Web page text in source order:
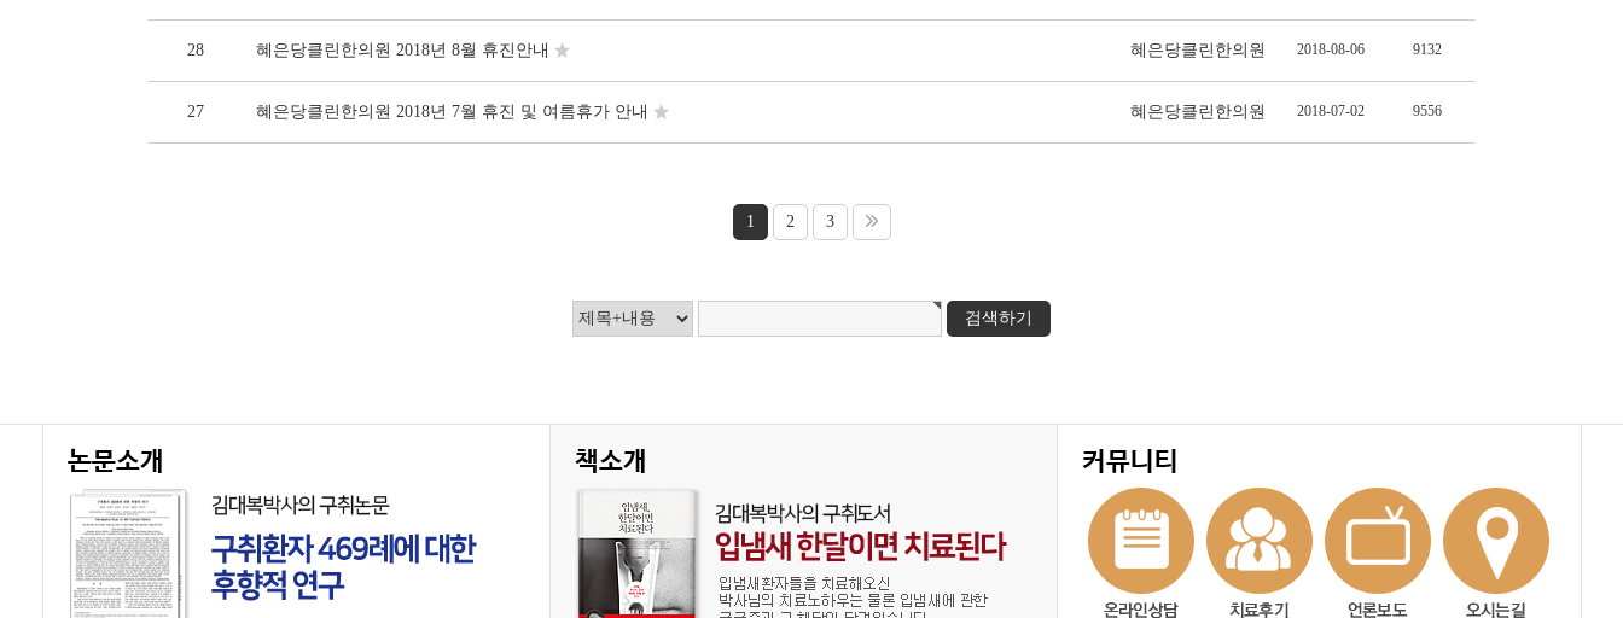
28 혜은당클린한의원 2018년 8월 휴진안내 혜은당클린한의원 2018-08-06 9132
27 혜은당클린한의원 2018년 7월 휴진 및 여름휴가 안내 혜은당클린한의원 2018-07-02 9556
1 2 3
검색하기
논문소개 책소개 커뮤니티